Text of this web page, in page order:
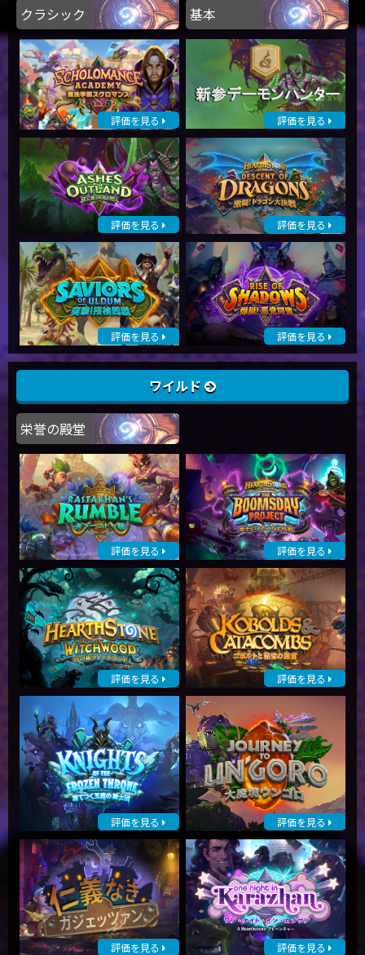
クラシック 基本
評価を見る 評価を見る
評価を見る 評価を見る
評価を見る 評価を見る
ワイルド
栄誉の殿堂
評価を見る 評価を見る
評価を見る 評価を見る
評価を見る 評価を見る
評価を見る 評価を見る